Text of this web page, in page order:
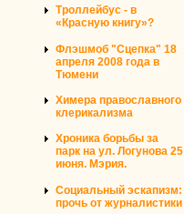
Троллейбус - в
«Красную книгу»?
Флэшмоб "Сцепка" 18
апреля 2008 года в
Тюмени
Химера православного
клерикализма
Хроника борьбы за
парк на ул. Логунова 25
июня. Мэрия.
Социальный эскапизм:
прочь от журналистики